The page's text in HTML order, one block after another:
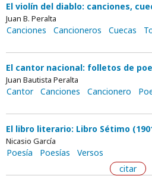
El violín del diablo: canciones,
Juan B. Peralta
Canciones Cancioneros Cuecas
El cantor nacional: folletos de
Juan Bautista Peralta
Cantor Canciones Cancionero
El libro literario: Libro Sétimo
Nicasio García
Poesía Poesías
Versos
citar